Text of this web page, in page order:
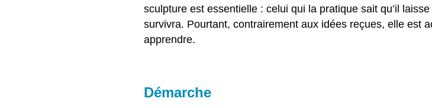
sculpture est essentielle : celui qui la pratique sait qu’il
survivra. Pourtant, contrairement aux idées reçues, elle est
apprendre.
Démarche